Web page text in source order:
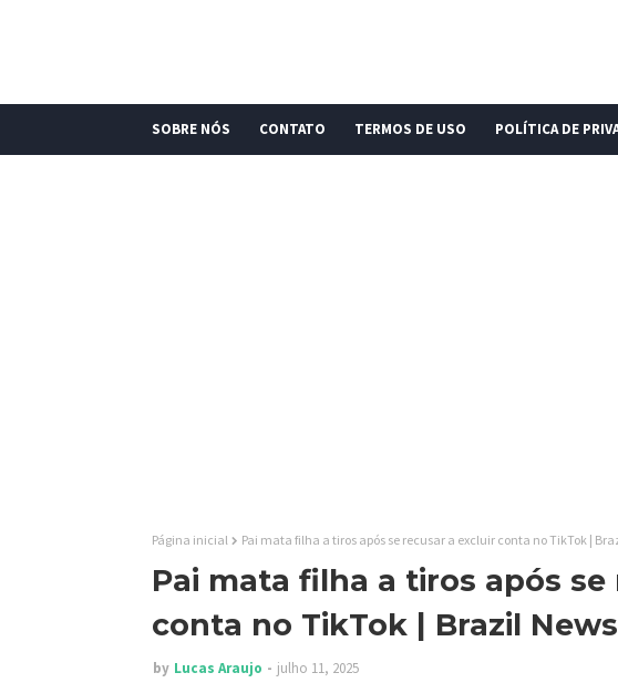
SOBRE NÓS CONTATO TERMOS DE USO POLÍTICA DE
Página inicial Pai mata filha a tiros após se recusar a excluir conta no TikTok |
Pai mata filha a tiros após
conta no TikTok | Brazil
by Lucas Araujo julho 11, 2025